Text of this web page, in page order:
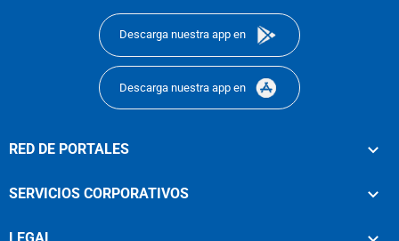
Descarga nuestra app en
Descarga nuestra app en
RED DE PORTALES
SERVICIOS CORPORATIVOS